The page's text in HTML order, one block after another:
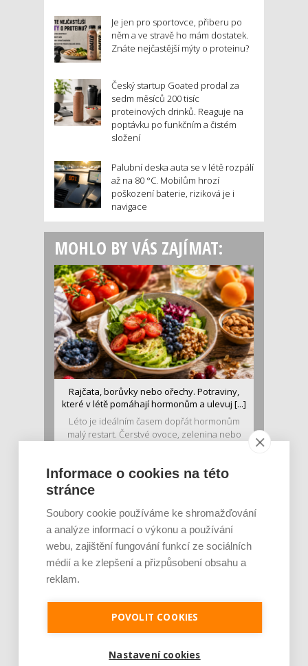
Je jen pro sportovce, přiberu po
něm a ve stravě ho mám dostatek.
Znáte nejčastější mýty o proteinu?
Český startup Goated prodal za
sedm měsíců 200 tisíc
proteinových drinků. Reaguje na
poptávku po funkčním a čistém
složení
Palubní deska auta se v létě rozpálí
až na 80 °C. Mobilům hrozí
poškození baterie, riziková je i
navigace
MOHLO BY VÁS ZAJÍMAT:
Rajčata, borůvky nebo ořechy. Potraviny,
které v létě pomáhají hormonům a ulevuj [...]
Léto je ideálním časem dopřát hormonům
malý restart. Čerstvé ovoce, zelenina nebo
Je jen pro sportovce, přiberu po něm a ve
stravě ho mám dostatek. Znáte nejčastějš [...]
Pojem protein již nějakou dobu rezonuje
se o ně...
Informace o cookies na této
stránce
Soubory cookie používáme ke shromažďování
a analýze informací o výkonu a používání
webu, zajištění fungování funkcí ze sociálních
médií a ke zlepšení a přizpůsobení obsahu a
reklam.
POVOLIT COOKIES
Nastavení cookies